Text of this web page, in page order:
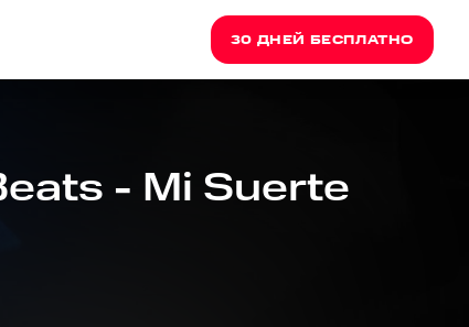
30 ДНЕЙ БЕСПЛАТНО
- Mi Suerte